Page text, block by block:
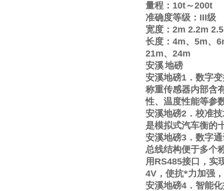
量程： 10t～200t
准确度等级： III级
宽度： 2m 2.2m
长度： 4m、 5m、
21m、 24m
安溪地磅
安溪地磅1 ．数字
称重传感器内部含
性、温度性能等参
安溪地磅2 ．校准
是模拟式汽车衡的
安溪地磅3 ．数字
总线结构便于多个
用 RS485接口，实
4V ，使抗*力加强
安溪地磅4 ．智能